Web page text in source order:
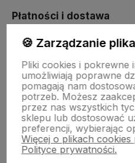
Płatności i dostawa
Pomoc
🍪 Zarządzanie
Pliki cookies i pokrewne
umożliwiają poprawne
pomagają nam
potrzeb. Możesz
przez nas wszystkich
sklepu lub dostosować
preferencji, wybierając
Więcej o plikach
Polityce prywatności.